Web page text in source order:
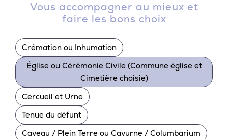
Vous accompagner au mieux et
faire les bons choix
Crémation ou Inhumation
Église ou Cérémonie Civile (Commune église et
Cimetière choisie)
Cercueil et Urne
Tenue du défunt
Caveau / Plein Terre ou Cavurne / Columbarium